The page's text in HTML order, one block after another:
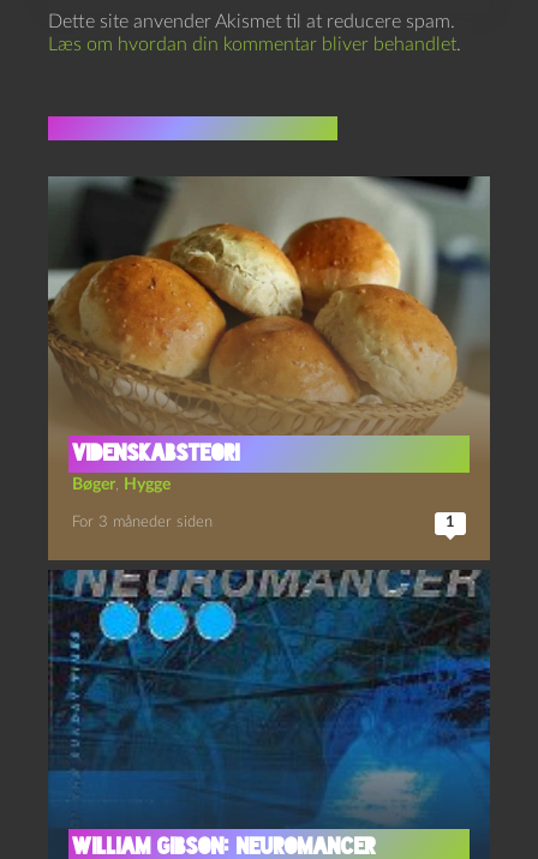
Dette site anvender Akismet til at reducere spam.
Læs om hvordan din kommentar bliver behandlet.
Videnskabsteori
Bøger, Hygge
For 3 måneder siden 1
William Gibson: Neuromancer